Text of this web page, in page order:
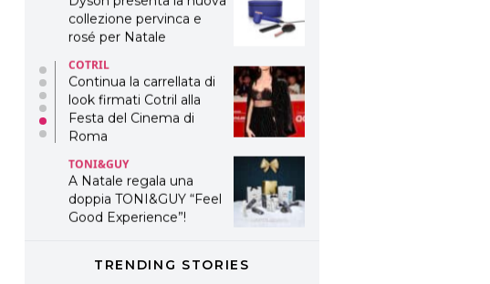
collezione pervinca e
rosé per Natale
COTRIL
Continua la carrellata di
look firmati Cotril alla
Festa del Cinema di
Roma
TONI&GUY
A Natale regala una
doppia TONI&GUY “Feel
Good Experience”!
LABEL.M lancia la sua
TRENDING STORIES